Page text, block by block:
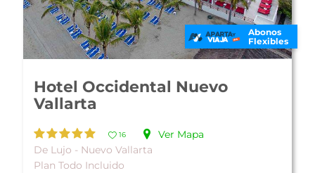
Abonos
Flexibles
Hotel Occidental Nuevo
Vallarta
16
Ver Mapa
De Lujo - Nuevo Vallarta
Plan Todo Incluido